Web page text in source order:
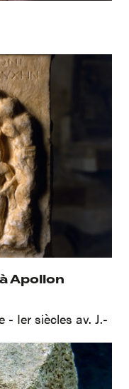
Apollon
- Ier siècles av. J.-